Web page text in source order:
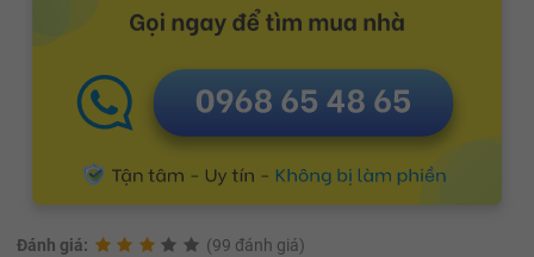
Đánh giá: (99 đánh giá)